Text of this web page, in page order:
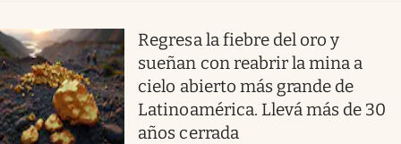
Regresa la fiebre del oro y
sueñan con reabrir la mina a
cielo abierto más grande de
Latinoamérica. Llevá más de 30
años cerrada